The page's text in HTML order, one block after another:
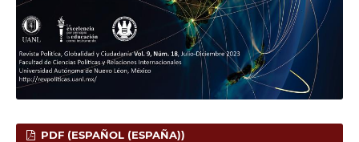
PDF (ESPAÑOL (ESPAÑA))